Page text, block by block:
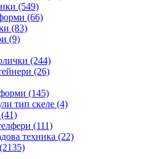
(549)
(66)
(83)
(9)
(244)
(26)
(145)
тип скеле (4)
(41)
(111)
техника (22)
(2135)